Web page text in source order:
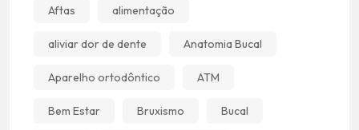
Aftas alimentação
aliviar dor de dente Anatomia Bucal
Aparelho ortodôntico ATM
Bem Estar Bruxismo Bucal